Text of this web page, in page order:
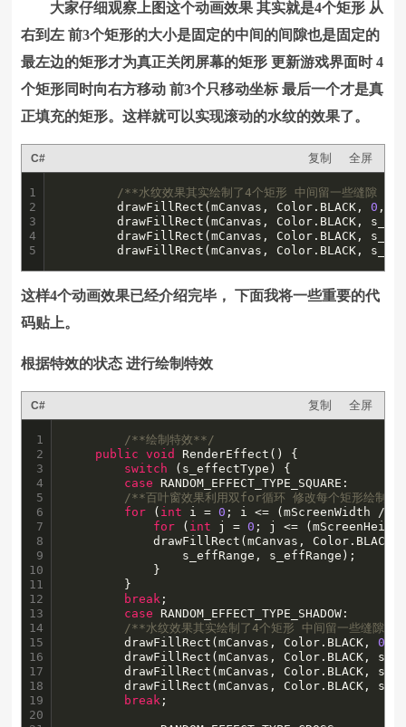
大家仔细观察上图这个动画效果 其实就是4个矩形 从
右到左 前3个矩形的大小是固定的中间的间隙也是固定的
最左边的矩形才为真正关闭屏幕的矩形 更新游戏界面时 4
个矩形同时向右方移动 前3个只移动坐标 最后一个才是真
正填充的矩形。这样就可以实现滚动的水纹的效果了。
C# 复制 全屏
1
2
3
4
5
/**水纹效果其实绘制了4个矩形 中间留一些缝隙 **/
		drawFillRect(mCanvas, Color.BLACK,
0 ,
drawFillRect(mCanvas, Color.BLACK,
drawFillRect(mCanvas, Color.BLACK,
drawFillRect(mCanvas, Color.BLACK,
这样4个动画效果已经介绍完毕， 下面我将一些重要的代
码贴上。
根据特效的状态 进行绘制特效
C# 复制 全屏
1
2
3
4
5
6
7
8
9
10
11
12
13
14
15
16
17
18
19
20
/**绘制特效**/
public
void
RenderEffect() {
switch (s_effectType) {
case RANDOM_EFFECT_TYPE_SQUARE:
/**百叶窗效果利用双for循环 修改每个矩形绘制
for ( int i = 0 ; i <= (mScreenWidth /
for ( int j = 0 ; j <= (mScreenHeight
			drawFillRect(mCanvas, Color.BLACK, i* RANDOM_TYPE_0_RANGE, j * RANDOM_TYPE_0_RANGE,
break ;
case RANDOM_EFFECT_TYPE_SHADOW:
/**水纹效果其实绘制了4个矩形 中间留一些缝隙
		drawFillRect(mCanvas, Color.BLACK,
0
drawFillRect(mCanvas, Color.BLACK,
drawFillRect(mCanvas, Color.BLACK,
drawFillRect(mCanvas, Color.BLACK,
break ;